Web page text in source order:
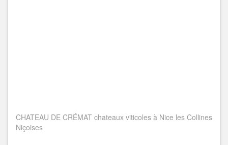
CHATEAU DE CRÉMAT chateaux viticoles à Nice les Collines
Niçoises